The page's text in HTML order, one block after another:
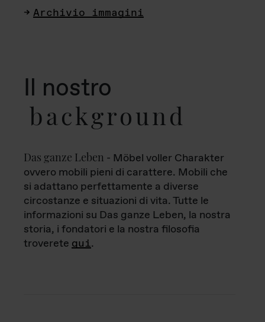
Archivio immagini
Il nostro
background
Das ganze Leben - Möbel voller Charakter
ovvero mobili pieni di carattere. Mobili che
si adattano perfettamente a diverse
circostanze e situazioni di vita. Tutte le
informazioni su Das ganze Leben, la nostra
storia, i fondatori e la nostra filosofia
troverete qui.